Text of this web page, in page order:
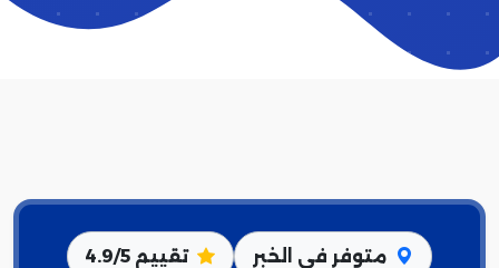
متوفر في الخبر تقييم 4.9/5